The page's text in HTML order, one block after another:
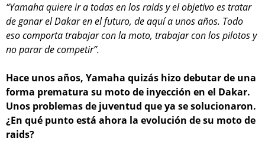
“Yamaha quiere ir a todas en los raids y el objetivo es tratar
de ganar el Dakar en el futuro, de aquí a unos años. Todo
eso comporta trabajar con la moto, trabajar con los pilotos y
no parar de competir”.
Hace unos años, Yamaha quizás hizo debutar de una
forma prematura su moto de inyección en el Dakar.
Unos problemas de juventud que ya se solucionaron.
¿En qué punto está ahora la evolución de su moto de
raids?